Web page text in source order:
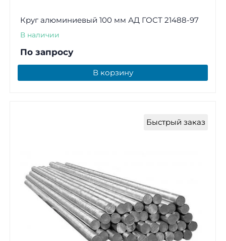
Круг алюминиевый 100 мм АД ГОСТ 21488-97
В наличии
По запросу
В корзину
Быстрый заказ